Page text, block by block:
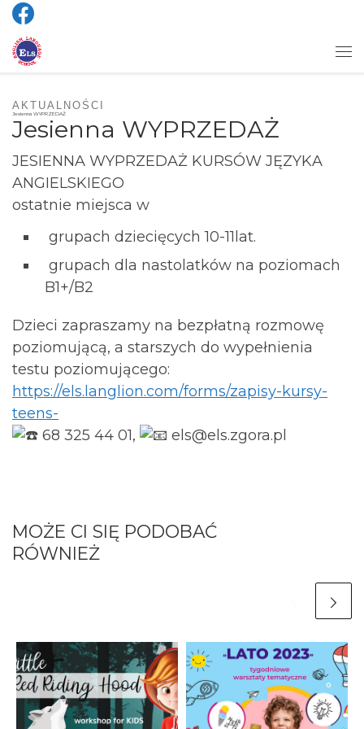
Skip to content
AKTUALNOŚCI
Jesienna WYPRZEDAŻ
Jesienna WYPRZEDAŻ
JESIENNA WYPRZEDAŻ KURSÓW JĘZYKA
ANGIELSKIEGO
ostatnie miejsca w
grupach dziecięcych 10-11lat.
grupach dla nastolatków na poziomach
B1+/B2
Dzieci zapraszamy na bezpłatną rozmowę
poziomującą, a starszych do wypełnienia
testu poziomującego:
https://els.langlion.com/forms/zapisy-kursy-
teens-
68 325 44 01,
els@els.zgora.pl
MOŻE CI SIĘ PODOBAĆ
RÓWNIEŻ